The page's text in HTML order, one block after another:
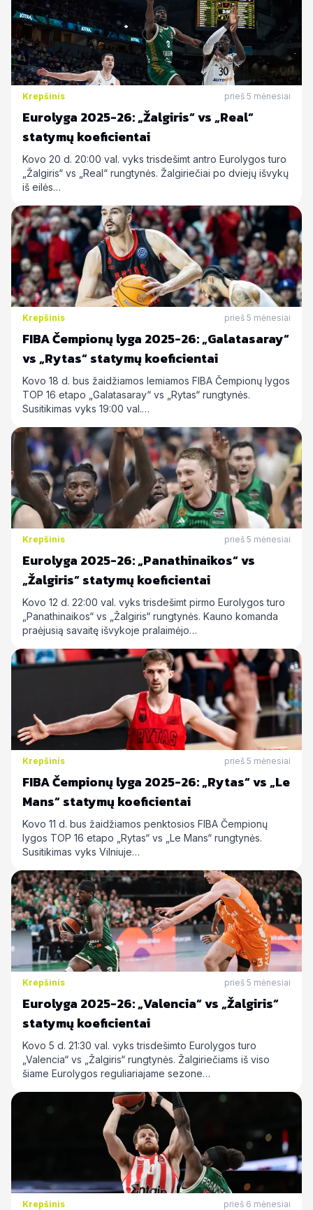
Krepšinis prieš 5 mėnesiai
Eurolyga 2025-26: „Žalgiris“ vs „Real“
statymų koeficientai
Kovo 20 d. 20:00 val. vyks trisdešimt antro Eurolygos turo
„Žalgiris“ vs „Real“ rungtynės. Žalgiriečiai po dviejų išvykų
iš eilės…
Krepšinis prieš 5 mėnesiai
FIBA Čempionų lyga 2025-26: „Galatasaray“
vs „Rytas“ statymų koeficientai
Kovo 18 d. bus žaidžiamos lemiamos FIBA Čempionų lygos
TOP 16 etapo „Galatasaray“ vs „Rytas“ rungtynės.
Susitikimas vyks 19:00 val.…
Krepšinis prieš 5 mėnesiai
Eurolyga 2025-26: „Panathinaikos“ vs
„Žalgiris“ statymų koeficientai
Kovo 12 d. 22:00 val. vyks trisdešimt pirmo Eurolygos turo
„Panathinaikos“ vs „Žalgiris“ rungtynės. Kauno komanda
praėjusią savaitę išvykoje pralaimėjo…
Krepšinis prieš 5 mėnesiai
FIBA Čempionų lyga 2025-26: „Rytas“ vs „Le
Mans“ statymų koeficientai
Kovo 11 d. bus žaidžiamos penktosios FIBA Čempionų
lygos TOP 16 etapo „Rytas“ vs „Le Mans“ rungtynės.
Susitikimas vyks Vilniuje…
Krepšinis prieš 5 mėnesiai
Eurolyga 2025-26: „Valencia“ vs „Žalgiris“
statymų koeficientai
Kovo 5 d. 21:30 val. vyks trisdešimto Eurolygos turo
„Valencia“ vs „Žalgiris“ rungtynės. Žalgiriečiams iš viso
šiame Eurolygos reguliariajame sezone…
Krepšinis prieš 6 mėnesiai